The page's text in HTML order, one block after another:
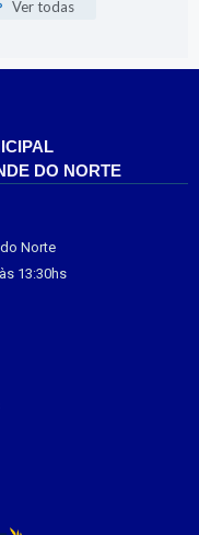
Ver todas
DO NORTE
Norte
13:30hs